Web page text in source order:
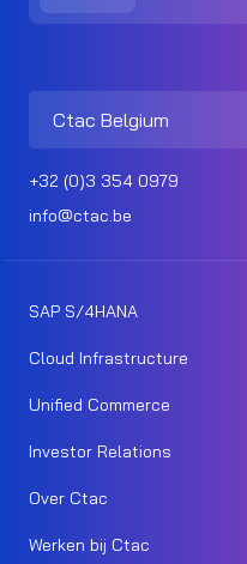
Ctac Belgium
+32 (0)3 354 0979
info@ctac.be
SAP S/4HANA
Cloud Infrastructure
Unified Commerce
Investor Relations
Over Ctac
Werken bij Ctac